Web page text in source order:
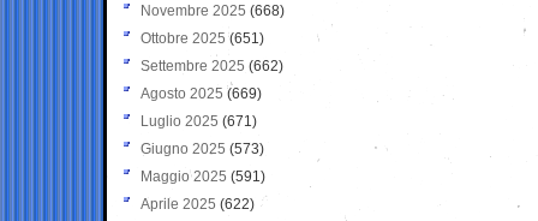
Novembre 2025 (668)
Ottobre 2025 (651)
Settembre 2025 (662)
Agosto 2025 (669)
Luglio 2025 (671)
Giugno 2025 (573)
Maggio 2025 (591)
Aprile 2025 (622)